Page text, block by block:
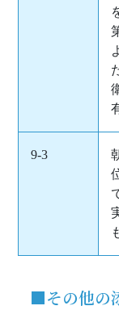
9-3
■その他の